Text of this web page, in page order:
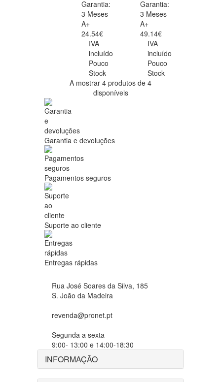
Garantia:
3 Meses
A+
24.54€
IVA
incluído
Pouco
Stock
Garantia:
3 Meses
A+
49.14€
IVA
incluído
Pouco
Stock
A mostrar 4 produtos de 4
disponíveis
Garantia e devoluções
Pagamentos seguros
Suporte ao cliente
Entregas rápidas
Rua José Soares da Silva, 185
S. João da Madeira
revenda@pronet.pt
Segunda a sexta
9:00- 13:00 e 14:00-18:30
INFORMAÇÃO